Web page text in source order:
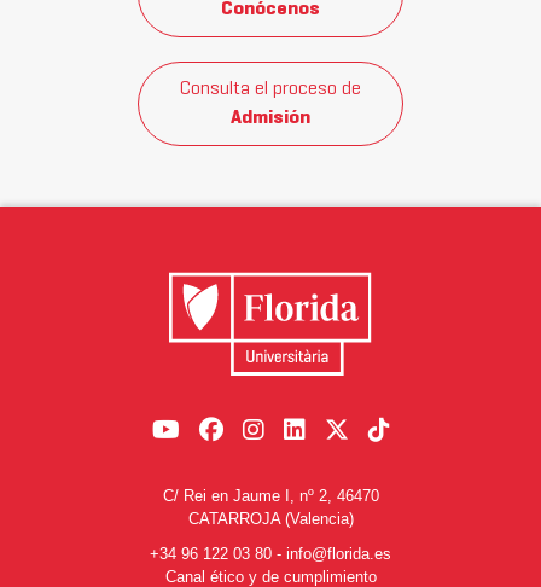
Conócenos
Consulta el proceso de
Admisión
C/ Rei en Jaume I, nº 2, 46470
CATARROJA (Valencia)
+34 96 122 03 80 - info@florida.es
Canal ético y de cumplimiento